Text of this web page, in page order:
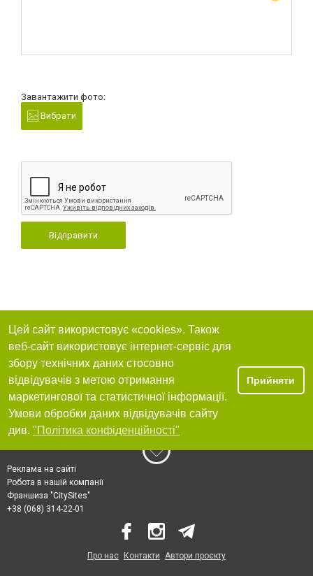
Завантажити фото:
Вибрати
Відправити
Цей сайт використовує «cookies». Також
веб-сайт використовує інтернет-сервіс для
збору технічних даних стосовно
відвідувачів з метою отримання
маркетингової та статистичної інформації.
Умови обробки даних відвідувачів сайту
див. "Політика конфіденційності"
Прийняти
Реклама на сайті
Робота в нашій компанії
Франшиза "CitySites"
+38 (068) 314-22-01
Про нас Контакти Автори проєкту